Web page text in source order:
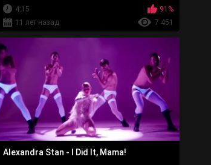
4:15
91%
11 лет назад
7 451
Alexandra Stan - I Did It, Mama!